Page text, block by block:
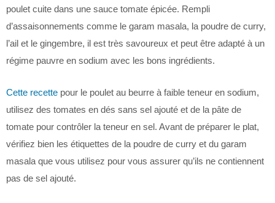
poulet cuite dans une sauce tomate épicée. Rempli
d’assaisonnements comme le garam masala, la poudre de curry,
l’ail et le gingembre, il est très savoureux et peut être adapté à un
régime pauvre en sodium avec les bons ingrédients.
Cette recette pour le poulet au beurre à faible teneur en sodium,
utilisez des tomates en dés sans sel ajouté et de la pâte de
tomate pour contrôler la teneur en sel. Avant de préparer le plat,
vérifiez bien les étiquettes de la poudre de curry et du garam
masala que vous utilisez pour vous assurer qu’ils ne contiennent
pas de sel ajouté.